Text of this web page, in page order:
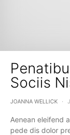
Sociis
JOANNA WELLICK
Aenean eleifend
pede dis dolor